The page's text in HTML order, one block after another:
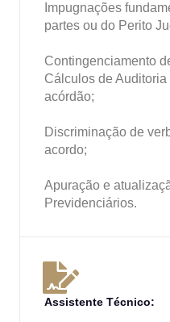
Impugnações
partes ou do Perito
Contingenciamento
Cálculos de
acórdão;
Discriminação de
acordo;
Apuração e
Previdenciários.
Assistente Técnico: